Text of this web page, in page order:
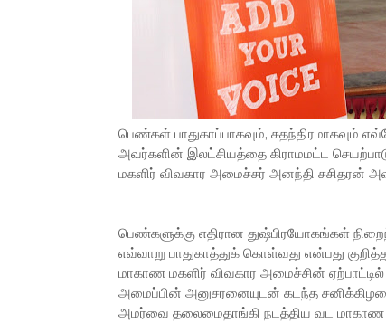
பெண்கள் பாதுகாப்பாகவும், சுதந்திரமாகவும்
அவர்களின் இலட்சியத்தை கிராமமட்ட
மகளிர் விவகார அமைச்சர் அனந்தி சசிதரன்
பெண்களுக்கு எதிரான துஷ்பிரயோகங்கள்
எவ்வாறு பாதுகாத்துக் கொள்வது என்பது
மாகாண மகளிர் விவகார அமைச்சின்
அமைப்பின் அனுசரனையுடன் கடந்த
அமர்வை தலைமைதாங்கி நடத்திய வட மாகாண